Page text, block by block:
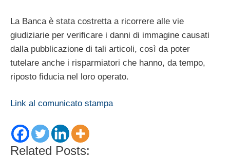
La Banca è stata costretta a ricorrere alle vie
giudiziarie per verificare i danni di immagine causati
dalla pubblicazione di tali articoli, così da poter
tutelare anche i risparmiatori che hanno, da tempo,
riposto fiducia nel loro operato.
Link al comunicato stampa
Related Posts: